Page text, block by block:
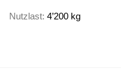
Nutzlast 4’200 kg